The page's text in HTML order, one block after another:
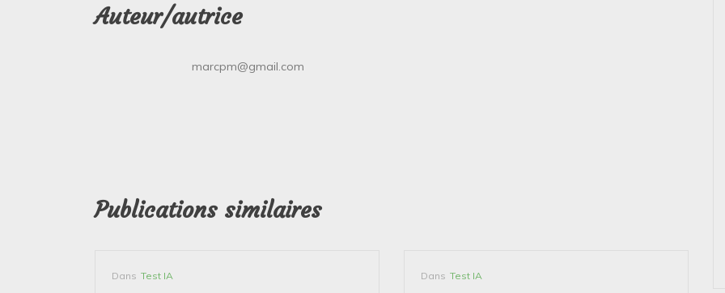
Auteur/autrice
marcpm@gmail.com
Publications similaires
Dans Test IA Dans Test IA